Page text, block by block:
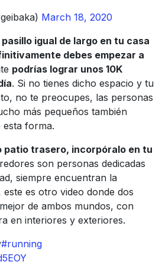
March 18, 2020
igual de largo en tu casa
debes empezar a
podrías lograr unos 10K
. Si no tienes dicho espacio y tu
no te preocupes, las personas
más pequeños también
esta forma.
patio trasero, incorpóralo en tu
son personas dedicadas
siempre encuentran la
es otro video donde dos
de ambos mundos, con
en interiores y exteriores.
#running